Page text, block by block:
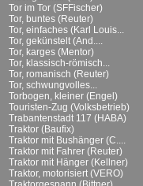
Tor im Tor (SFFischer)
Tor, buntes (Reuter)
Tor, einfaches (Karl Louis...
Tor, gekünstelt (And....
Tor, karges (Mentor)
Tor, klassisch-römisch...
Tor, romanisch (Reuter)
Tor, schwungvolles...
Torbogen, kleiner (Engel)
Touristen-Zug (Volksbetrieb)
Trabantenstadt 117 (HABA)
Traktor (Baufix)
Traktor mit Bushänger (C....
Traktor mit Fahrer (Reuter)
Traktor mit Hänger (Kellner)
Traktor, motorisiert (VERO)